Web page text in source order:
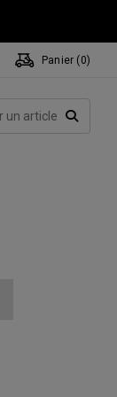
Panier ( 0)